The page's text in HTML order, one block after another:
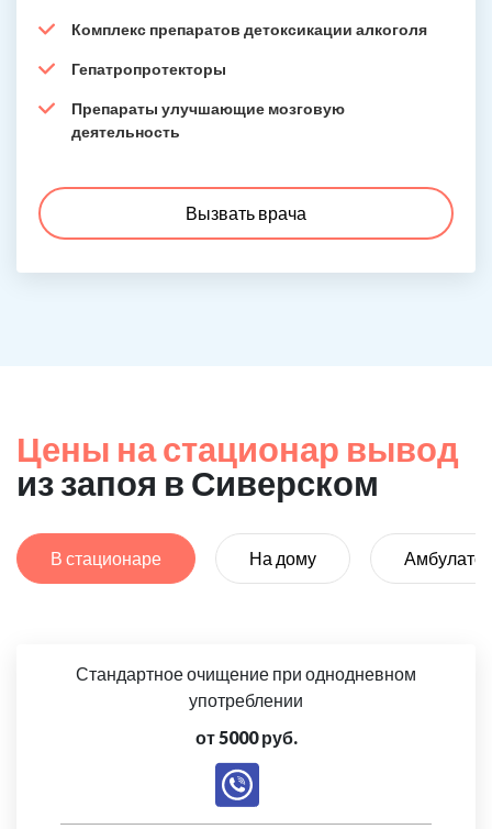
Комплекс препаратов детоксикации алкоголя
Гепатропротекторы
Препараты улучшающие мозговую
деятельность
Вызвать врача
Цены на стационар вывод
из запоя в Сиверском
В стационаре На дому
Стандартное очищение при однодневном
употреблении
от 5000 руб.